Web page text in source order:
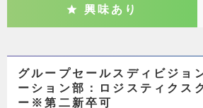
興味あり
グループセールスディビジ
ーション部：ロジスティクス
ー※第二新卒可